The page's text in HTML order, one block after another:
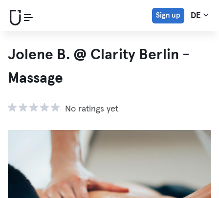
Sign up DE
Jolene B. @ Clarity Berlin -
Massage
No ratings yet